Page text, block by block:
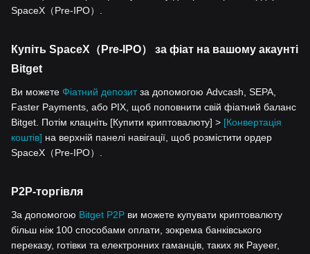
SpaceX（Pre-IPO）.
Купіть SpaceX（Pre-IPO） за фіат на вашому акаунті
Bitget
Ви можете Фіатний депозитза допомогою Advcash, SEPA,
Faster Payments, або PIX, щоб поповнити свій фіатний баланс
Bitget. Потім клацніть [Купити криптовалюту] > [Конвертація
коштів] на верхній панелі навігації, щоб розмістити ордер
SpaceX（Pre-IPO）.
P2P-торгівля
За допомогою Bitget P2P ви можете купувати криптовалюту
більш ніж 100 способами оплати, зокрема банківського
переказу, готівки та електронних гаманців, таких як Payeer,